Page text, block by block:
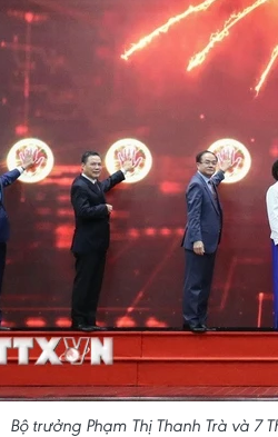
Bộ trưởng Phạm Thị Thanh Trà và 7